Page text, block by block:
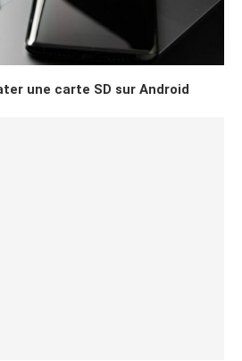
une carte SD sur Android